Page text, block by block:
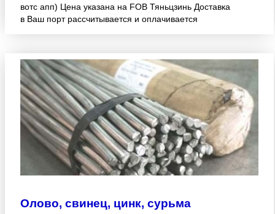
вотс апп) Цена указана на FOB Тяньцзинь Доставка
в Ваш порт рассчитывается и оплачивается
Олово, свинец, цинк, сурьма